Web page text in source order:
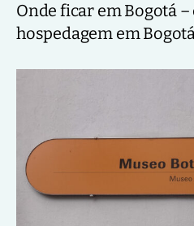
Onde ficar em Bogotá
hospedagem em